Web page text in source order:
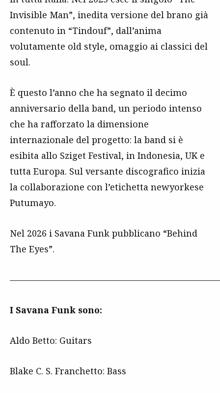
Invisible Man”, inedita versione del brano già
contenuto in “Tindouf”, dall’anima
volutamente old style, omaggio ai classici del
soul.
È questo l’anno che ha segnato il decimo
anniversario della band, un periodo intenso
che ha rafforzato la dimensione
internazionale del progetto: la band si è
esibita allo Sziget Festival, in Indonesia, UK e
tutta Europa. Sul versante discografico inizia
la collaborazione con l’etichetta newyorkese
Putumayo.
Nel 2026 i Savana Funk pubblicano “Behind
The Eyes”.
I Savana Funk sono:
Aldo Betto: Guitars
Blake C. S. Franchetto: Bass